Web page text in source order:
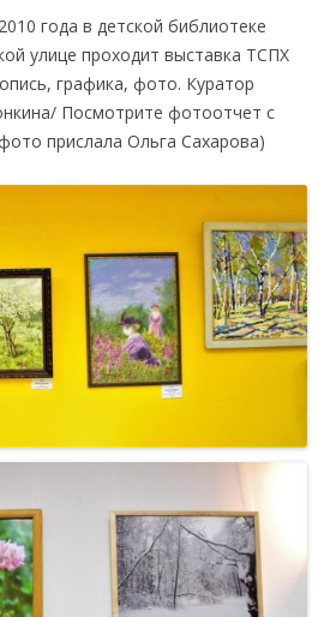
года в детской библиотеке
улице проходит выставка ТСПХ
графика, фото. Куратор
Посмотрите фотоотчет с
прислала Ольга Сахарова)